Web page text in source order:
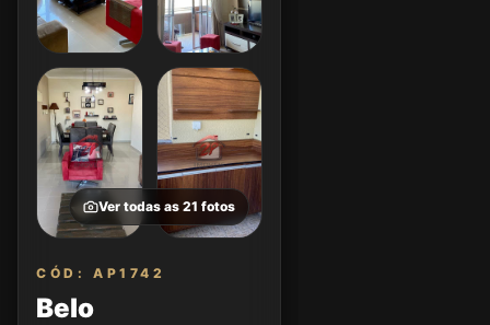
Ver todas as 21 fotos
CÓD: AP1742
Belo